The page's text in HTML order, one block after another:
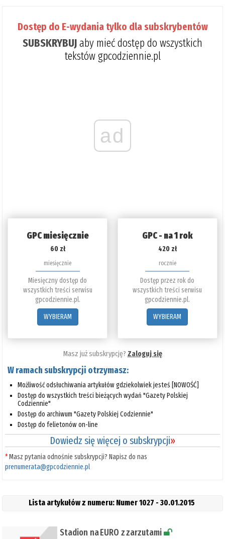
Dostęp do E-wydania tylko dla subskrybentów
SUBSKRYBUJaby mieć dostęp do wszystkich
tekstów gpcodziennie.pl
ad
GPC miesięcznie
60 zł
miesięcznie
Miesięczny dostęp do
wszystkich treści serwisu
gpcodziennie.pl.
WYBIERAM
GPC - na 1 rok
420 zł
rocznie
Dostęp przez rok do
wszystkich treści serwisu
gpcodziennie.pl.
WYBIERAM
Masz już subskrypcję? Zaloguj się
W ramach subskrypcji otrzymasz:
Możliwość odsłuchiwania artykułów gdziekolwiek jesteś [NOWOŚĆ]
Dostęp do wszystkich treści bieżących wydań "Gazety Polskiej
Codziennie"
Dostęp do archiwum "Gazety Polskiej Codziennie"
Dostęp do felietonów on-line
Dowiedz się więcej o subskrypcji»
*Masz pytania odnośnie subskrypcji? Napisz do nas
prenumerata@gpcodziennie.pl
Lista artykułów z numeru: Numer 1027 - 30.01.2015
Stadion na EURO z zarzutami